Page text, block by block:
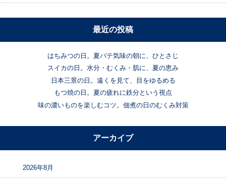
最近の投稿
はちみつの日。夏バテ気味の朝に、ひとさじ
スイカの日。水分・むくみ・肌に、夏の恵み
日本三景の日。遠くを見て、目をゆるめる
もつ焼の日。夏の疲れに鉄分という視点
味の濃いものを楽しむコツ。佃煮の日のむくみ対策
アーカイブ
2026年8月